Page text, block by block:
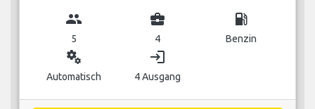
group
5
business_center
4
local_gas_station
Benzin
miscellaneous_services
Automatisch
login
4 Ausgang